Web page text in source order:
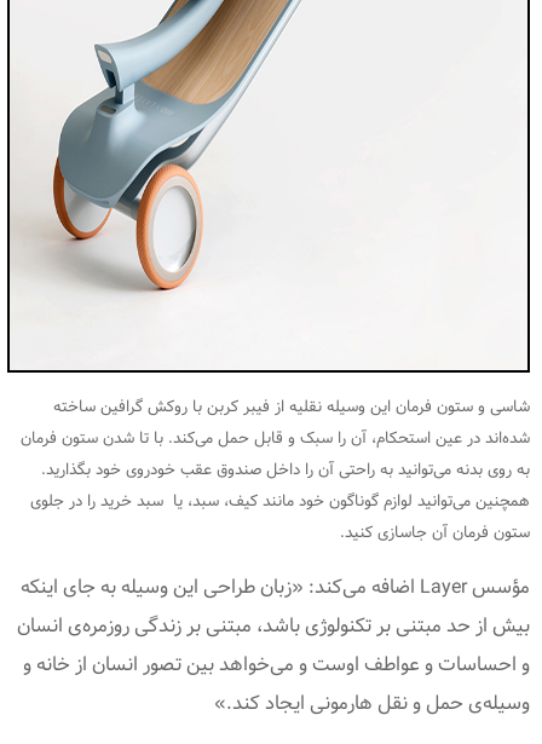
شاسی و ستون فرمان این وسیله نقلیه از فیبر کربن با روکش گرافین ساخته
شده‌اند در عین استحکام، آن را سبک و قابل حمل می‌کند. با تا شدن ستون فرمان
به روی بدنه می‌توانید به راحتی آن را داخل صندوق عقب خودروی خود بگذارید.
همچنین می‌توانید لوازم گوناگون خود مانند کیف، سبد، یا سبد خرید را در جلوی
ستون فرمان آن جاسازی کنید.
مؤسس Layer اضافه می‌کند: «زبان طراحی این وسیله به جای اینکه
بیش از حد مبتنی بر تکنولوژی باشد، مبتنی بر زندگی روزمره‌ی انسان
و احساسات و عواطف اوست و می‌خواهد بین تصور انسان از خانه و
وسیله‌ی حمل و نقل هارمونی ایجاد کند.»